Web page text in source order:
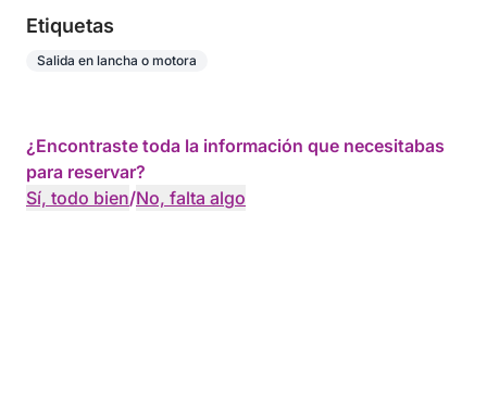
Etiquetas
Salida en lancha o motora
¿Encontraste toda la información que necesitabas
para reservar?
Sí, todo bien/No, falta algo